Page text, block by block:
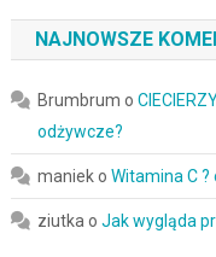
NAJNOWSZE
Brumbrum o
odżywcze?
manieko Witamina C
ziutka o Jak wygląda